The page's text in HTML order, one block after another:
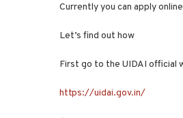
Currently you can apply
Let’s find out how
First go to the UIDAI official
https://uidai.gov.in/